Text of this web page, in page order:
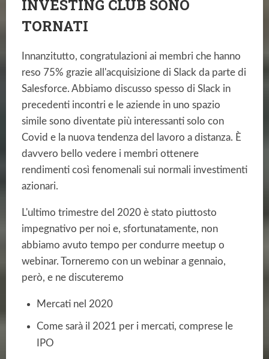
INVESTING CLUB SONO
TORNATI
Innanzitutto, congratulazioni ai membri che hanno
reso 75% grazie all'acquisizione di Slack da parte di
Salesforce. Abbiamo discusso spesso di Slack in
precedenti incontri e le aziende in uno spazio
simile sono diventate più interessanti solo con
Covid e la nuova tendenza del lavoro a distanza. È
davvero bello vedere i membri ottenere
rendimenti così fenomenali sui normali investimenti
azionari.
L'ultimo trimestre del 2020 è stato piuttosto
impegnativo per noi e, sfortunatamente, non
abbiamo avuto tempo per condurre meetup o
webinar. Torneremo con un webinar a gennaio,
però, e ne discuteremo
Mercati nel 2020
Come sarà il 2021 per i mercati, comprese le
IPO